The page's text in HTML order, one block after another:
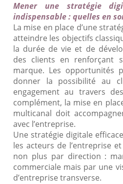
Mener une stratégie
indispensable : quelles en
La mise en place d’une
atteindre les objectifs
la durée de vie et de
des clients en renforçant
marque. Les opportunités
donner la possibilité au
engagement au travers
complément, la mise en
multicanal doit
avec l’entreprise.
Une stratégie digitale
les acteurs de l’entreprise
non plus par direction :
commerciale mais par une
d’entreprise transverse.